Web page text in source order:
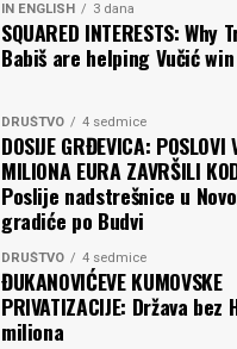
IN ENGLISH 3 dana
SQUARED INTERESTS: Why
Babiš are helping Vučić
DRUŠTVO 4 sedmice
DOSIJE GRĐEVICA:
MILIONA EURA ZAVRŠILI
Poslije nadstrešnice u
gradiće po Budvi
DRUŠTVO 4 sedmice
ĐUKANOVIĆEVE KUMOVSKE
PRIVATIZACIJE: Država
miliona